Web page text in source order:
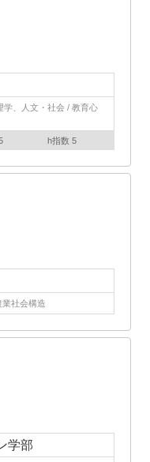
学、人文・社会 / 教育心
h指数 5
業社会構造
学部